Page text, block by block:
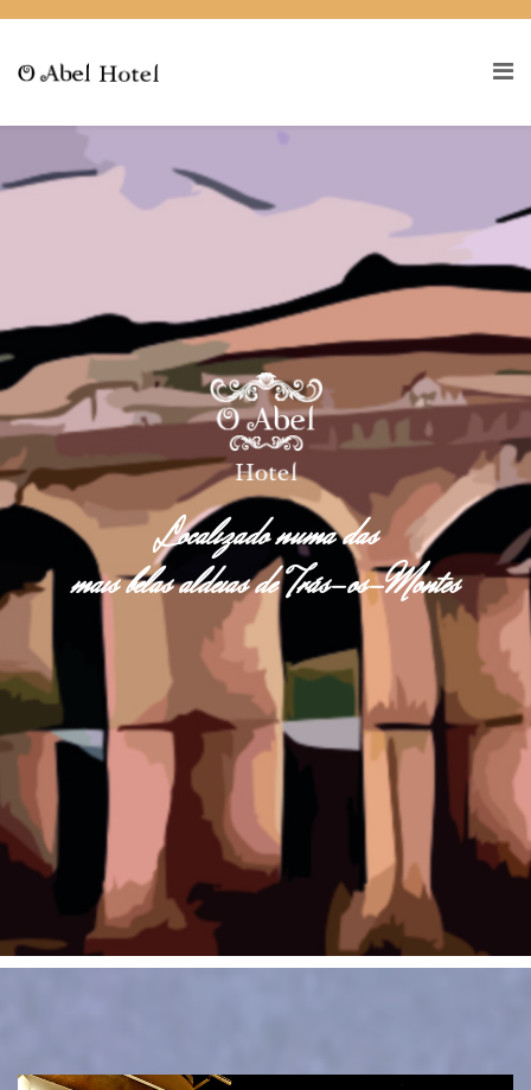
Localizado numa das
mais belas aldeias de Trás-os-Montes